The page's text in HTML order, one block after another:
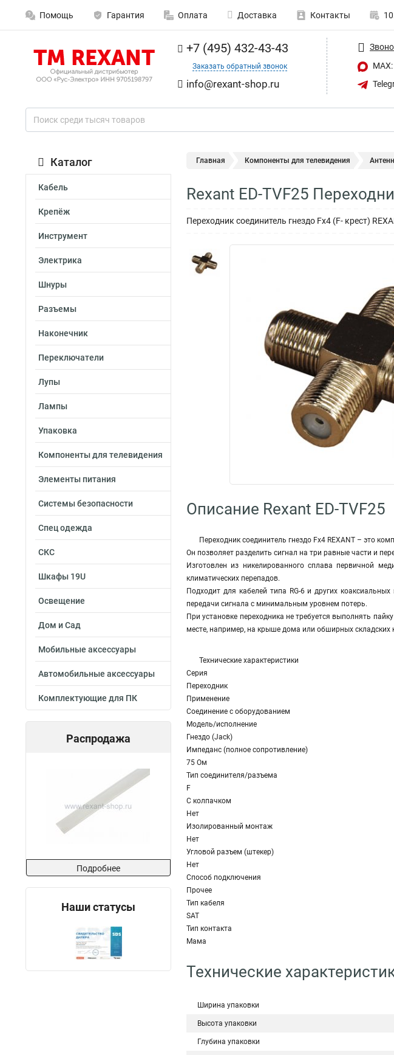
Помощь Гарантия Оплата Доставка Контакты
+7 (495) 432-43-43
Заказать обратный звонок
info@rexant-shop.ru
Каталог
Кабель
Крепёж
Инструмент
Электрика
Шнуры
Разъемы
Наконечник
Переключатели
Лупы
Лампы
Упаковка
Компоненты для телевидения
Элементы питания
Системы безопасности
Спец одежда
СКС
Шкафы 19U
Освещение
Дом и Сад
Мобильные аксессуары
Автомобильные аксессуары
Комплектующие для ПК
Распродажа
Подробнее
Наши статусы
Главная Компоненты для телевидения
Rexant ED-TVF25
Переходник соединитель гнездо Fx4 (F- крест)
Описание Rexant ED-TVF25
Переходник соединитель гнездо Fx4 REXANT – это
Он позволяет разделить сигнал на три равные части и
Изготовлен из никелированного сплава первичной
климатических перепадов.
Подходит для кабелей типа RG-6 и других
передачи сигнала с минимальным уровнем потерь.
При установке переходника не требуется выполнять
месте, например, на крыше дома или обширных складских
Технические характеристики
Серия
Переходник
Применение
Соединение с оборудованием
Модель/исполнение
Гнездо (Jack)
Импеданс (полное сопротивление)
75 Ом
Тип соединителя/разъема
F
С колпачком
Нет
Изолированный монтаж
Нет
Угловой разъем (штекер)
Нет
Способ подключения
Прочее
Тип кабеля
SAT
Тип контакта
Мама
Технические
Ширина упаковки
Высота упаковки
Глубина упаковки